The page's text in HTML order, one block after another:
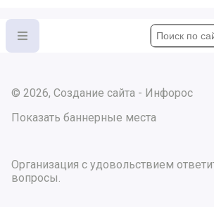
© 2026, Создание сайта - Инфорос
Показать баннерные места
Организация с удовольствием
вопросы.